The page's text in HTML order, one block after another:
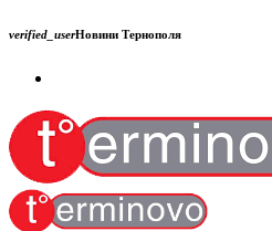
verified_userНовини Тернополя